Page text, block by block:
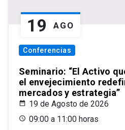
19 AGO
Conferencias
Seminario: “El Activo
el envejecimiento
mercados y estrategia”
19 de Agosto de 2026
09:00 a 11:00 horas